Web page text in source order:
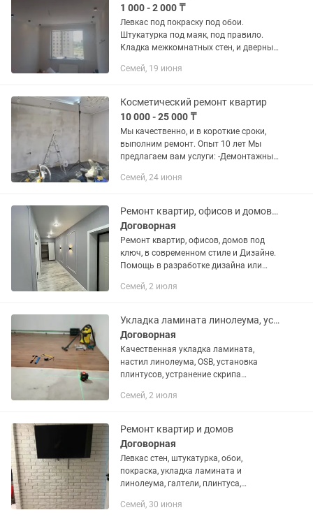
1 000 - 2 000 ₸
Левкас под покраску под обои.
Штукатурка под маяк, под правило.
Кладка межкомнатных стен, и дверных
пола стяжка- наливной пол. Укладка
Семей, 19 июня
Косметический ремонт квартир
10 000 - 25 000 ₸
Мы качественно, и в короткие сроки,
выполним ремонт. Опыт 10 лет Мы
предлагаем вам услуги: -Демонтажные
ламинат линолеум итд. -Демонтаж
Семей, 24 июня
Ремонт квартир, офисов и домов под КЛЮЧ!
Договорная
Ремонт квартир, офисов, домов под
ключ, в современном стиле и Дизайне.
Помощь в разработке дизайна или
дополнительный этап работ: монтаж
Семей, 2 июля
Укладка ламината линолеума, установка плинтусов, наливной пол
Договорная
Качественная укладка ламината,
настил линолеума, OSB, установка
плинтусов, устранение скрипа
другие виды напольных работ.
опыт...
Семей, 2 июля
Ремонт квартир и домов
Договорная
Левкас стен, штукатурка, обои,
покраска, укладка ламината и
линолеума, галтели, плинтуса,
Кафель. Ремонт «под ключ»,
Семей, 30 июня